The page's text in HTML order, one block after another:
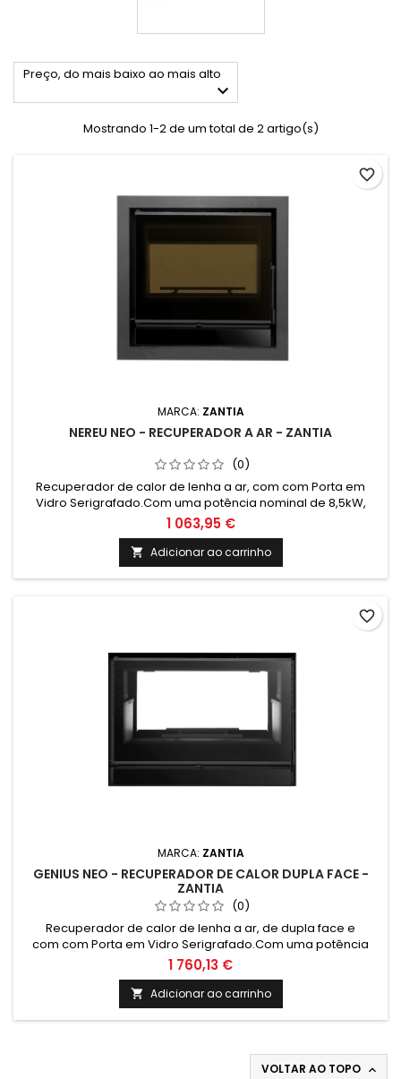
Preço, do mais baixo ao mais alto

Mostrando 1-2 de um total de 2 artigo(s)
MARCA: ZANTIA
NEREU NEO - RECUPERADOR A AR - ZANTIA
(0)
Recuperador de calor de lenha a ar, com com Porta em
Vidro Serigrafado.Com uma potência nominal de 8,5kW,
ideal para a sua sala, tornando-a mais eficiente e
económica. Fornecido sem Aro (Opcional).
1 063,95 €
 Adicionar ao carrinho
favorite_border
MARCA: ZANTIA
GENIUS NEO - RECUPERADOR DE CALOR DUPLA FACE -
ZANTIA
(0)
Recuperador de calor de lenha a ar, de dupla face e
com com Porta em Vidro Serigrafado.Com uma potência
nominal de 12kW, ideal para a sua sala, tornando-a mais
eficiente e económica. Fornecido sem Aro (Opcional).
1 760,13 €
 Adicionar ao carrinho
favorite_border
VOLTAR AO TOPO 